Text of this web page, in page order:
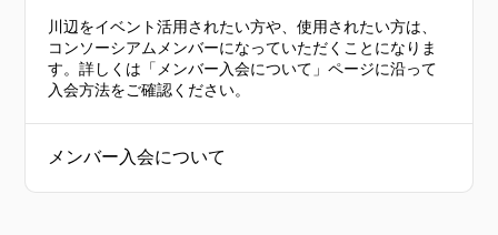
川辺をイベント活用されたい方や、使用されたい方は、
コンソーシアムメンバーになっていただくことになりま
す。詳しくは「メンバー入会について」ページに沿って
入会方法をご確認ください。
メンバー入会について